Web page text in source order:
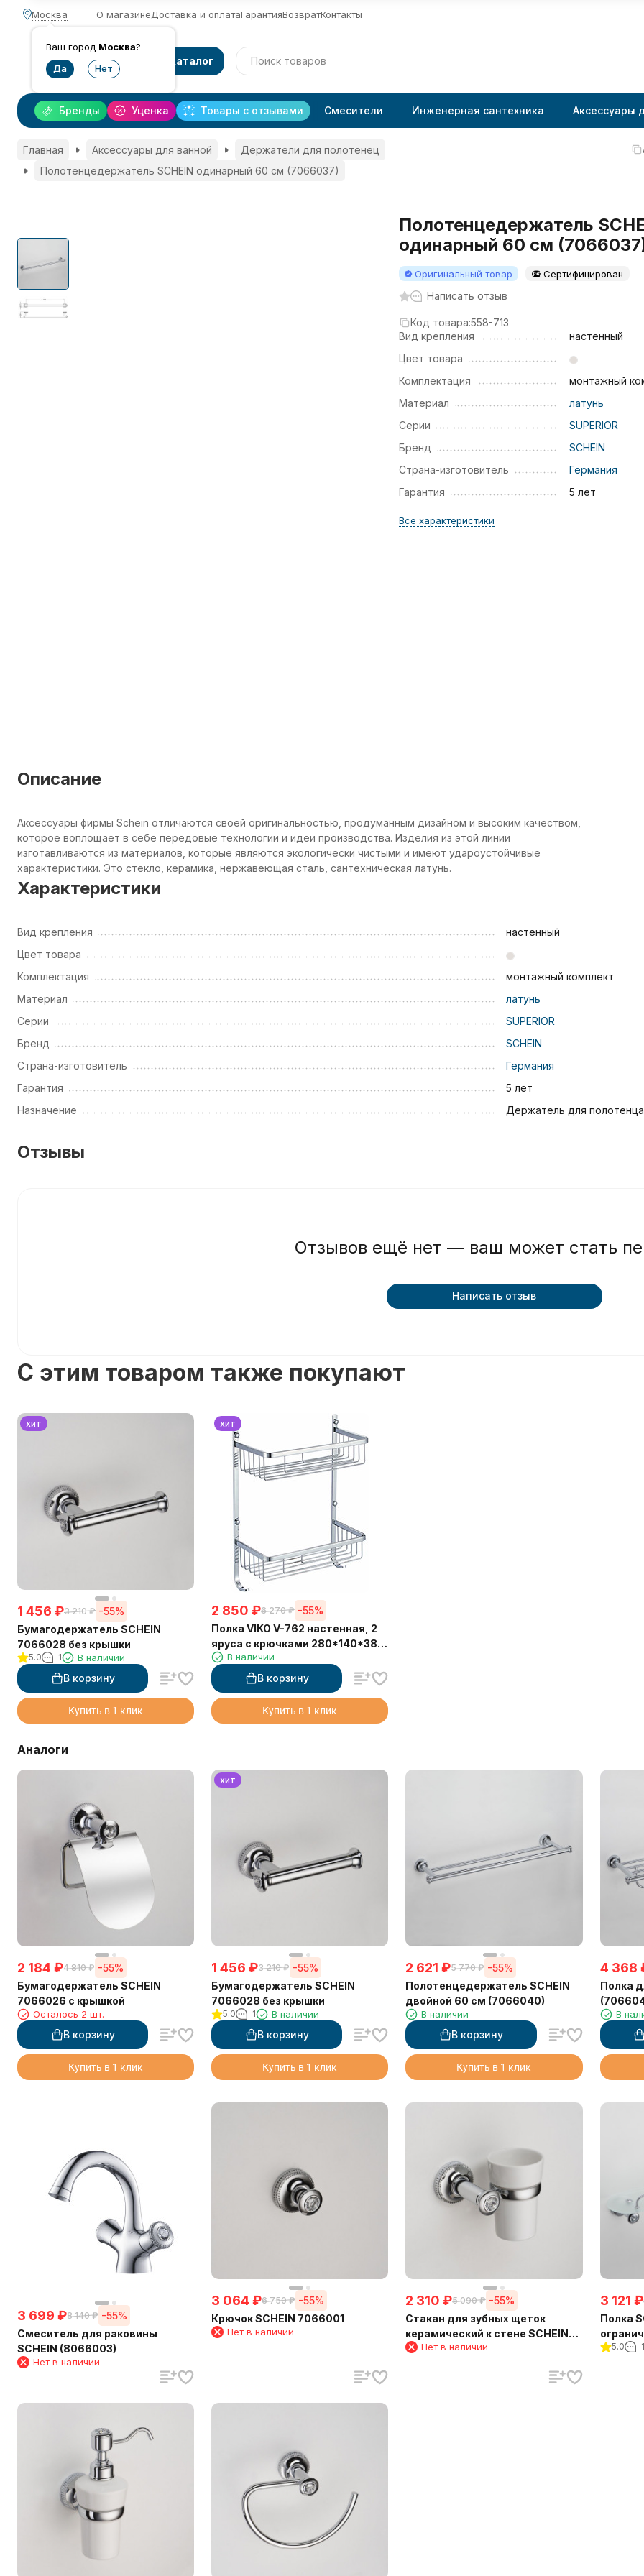
Москва
Ваш город Москва?
О магазинеДоставка и оплатаГарантияВозвратКонтакты
Каталог
Уценка Товары с отзывами
Бренды Смесители Инженерная сантехника Аксессуары
Главная Аксессуары для ванной
Держатели для полотенец
Полотенцедержатель SCHEIN одинарный 60 см (7066037)
Полотенцедержатель
одинарный 60 см
Оригинальный товар Сертифицирован
Написать отзыв
Код товара:558-713
Вид крепления
настенный
Цвет товара
Комплектация
монтажный
Материал
латунь
Серии
SUPERIOR
Бренд
SCHEIN
Страна-изготовитель
Германия
Гарантия
5 лет
Все характеристики
Описание
Аксессуары фирмы Schein отличаются своей оригинальностью, продуманным дизайном и высоким качеством,
которое воплощает в себе передовые технологии и идеи производства. Изделия из этой линии
изготавливаются из материалов, которые являются экологически чистыми и имеют удароустойчивые
характеристики. Это стекло, керамика, нержавеющая сталь, сантехническая латунь.
Характеристики
Вид крепления
настенный
Цвет товара
Комплектация
монтажный комплект
Материал
латунь
Серии
SUPERIOR
Бренд
SCHEIN
Страна-изготовитель
Германия
Гарантия
5 лет
Назначение
Держатель для полотенца
Отзывы
Отзывов ещё нет — ваш может стать
Написать отзыв
C этим товаром также покупают
хит
1 456 ₽3 210 ₽ -55%
Бумагодержатель SCHEIN
7066028 без крышки
5.0 1 В наличии
В корзину
Купить в 1 клик
хит
2 850 ₽6 270 ₽ -55%
Полка VIKO V-762 настенная, 2
яруса с крючками 280*140*380
(нержавейка) хром
В наличии
В корзину
Купить в 1 клик
Аналоги
2 184 ₽4 810 ₽ -55%
Бумагодержатель SCHEIN
7066026 с крышкой
Осталось 2 шт.
В корзину
Купить в 1 клик
хит
1 456 ₽3 210 ₽ -55%
Бумагодержатель SCHEIN
7066028 без крышки
5.0 1 В наличии
В корзину
Купить в 1 клик
2 621 ₽5 770 ₽ -55%
Полотенцедержатель SCHEIN
двойной 60 см (7066040)
В наличии
В корзину
Купить в 1 клик
4 368
Полка
В
3 699 ₽8 140 ₽ -55%
Смеситель для раковины
SCHEIN (8066003)
Нет в наличии
3 064 ₽6 750 ₽ -55%
Крючок SCHEIN 7066001
Нет в наличии
2 310 ₽5 090 ₽ -55%
Стакан для зубных щеток
керамический к стене SCHEIN
(7066011)
Нет в наличии
3 121 ₽
Полка
5.0 1